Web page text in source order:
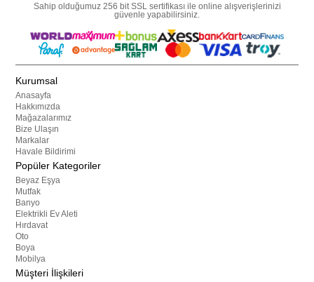
Sahip olduğumuz 256 bit SSL sertifikası ile online alışverişlerinizi
güvenle yapabilirsiniz.
Kurumsal
Anasayfa
Hakkımızda
Mağazalarımız
Bize Ulaşın
Markalar
Havale Bildirimi
Popüler Kategoriler
Beyaz Eşya
Mutfak
Banyo
Elektrikli Ev Aleti
Hırdavat
Oto
Boya
Mobilya
Müşteri İlişkileri